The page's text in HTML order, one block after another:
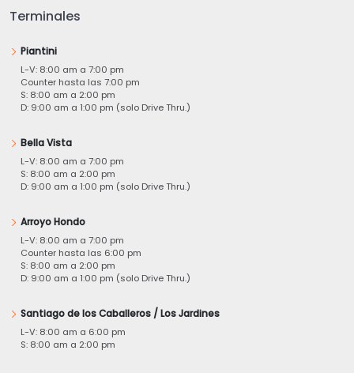
Terminales
Piantini
L-V: 8:00 am a 7:00 pm
Counter hasta las 7:00 pm
S: 8:00 am a 2:00 pm
D: 9:00 am a 1:00 pm (solo Drive Thru.)
Bella Vista
L-V: 8:00 am a 7:00 pm
S: 8:00 am a 2:00 pm
D: 9:00 am a 1:00 pm (solo Drive Thru.)
Arroyo Hondo
L-V: 8:00 am a 7:00 pm
Counter hasta las 6:00 pm
S: 8:00 am a 2:00 pm
D: 9:00 am a 1:00 pm (solo Drive Thru.)
Santiago de los Caballeros / Los Jardines
L-V: 8:00 am a 6:00 pm
S: 8:00 am a 2:00 pm